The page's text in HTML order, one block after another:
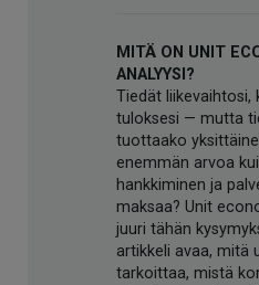
MITÄ ON UNIT
ANALYYSI?
Tiedät liikevaihtosi,
tuloksesi — mutta
tuottaako
enemmän arvoa
hankkiminen ja
maksaa? Unit
juuri tähän
artikkeli avaa, mitä
tarkoittaa, mistä